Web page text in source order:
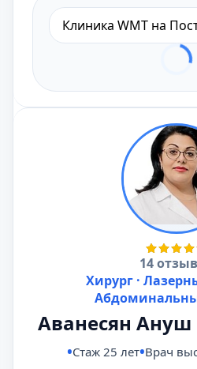
Клиника WMT на
14
Хирург ·
Аванесян Ануш
Стаж 25 лет Врач